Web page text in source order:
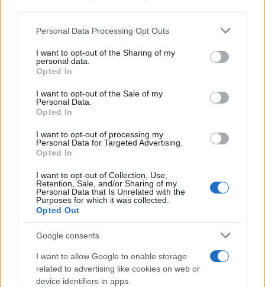
Please note that this website/app uses one or more Google
not limited to your visit or usage behaviour. You may click to
grant or deny consent to Google and its third-party tags to
use your data for below specified purposes in below Google
consent section.
Personal Data Processing Opt Outs
I want to opt-out of the Sharing of my
personal data.
Opted In
I want to opt-out of the Sale of my
Personal Data.
Opted In
I want to opt-out of processing my
Personal Data for Targeted Advertising.
Opted In
I want to opt-out of Collection, Use,
Retention, Sale, and/or Sharing of my
Personal Data that Is Unrelated with the
Purposes for which it was collected.
Opted Out
Google consents
I want to allow Google to enable storage
related to advertising like cookies on web or
device identifiers in apps.